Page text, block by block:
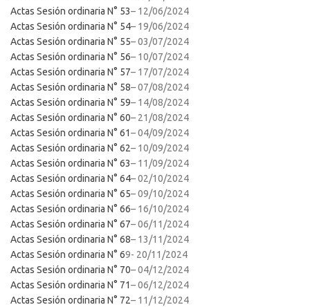
Actas Sesión ordinaria N° 53– 12/06/2024
Actas Sesión ordinaria N° 54– 19/06/2024
Actas Sesión ordinaria N° 55– 03/07/2024
Actas Sesión ordinaria N° 56– 10/07/2024
Actas Sesión ordinaria N° 57– 17/07/2024
Actas Sesión ordinaria N° 58– 07/08/2024
Actas Sesión ordinaria N° 59– 14/08/2024
Actas Sesión ordinaria N° 60– 21/08/2024
Actas Sesión ordinaria N° 61– 04/09/2024
Actas Sesión ordinaria N° 62– 10/09/2024
Actas Sesión ordinaria N° 63– 11/09/2024
Actas Sesión ordinaria N° 64– 02/10/2024
Actas Sesión ordinaria N° 65– 09/10/2024
Actas Sesión ordinaria N° 66– 16/10/2024
Actas Sesión ordinaria N° 67– 06/11/2024
Actas Sesión ordinaria N° 68– 13/11/2024
Actas Sesión ordinaria N° 69- 20/11/2024
Actas Sesión ordinaria N° 70– 04/12/2024
Actas Sesión ordinaria N° 71– 06/12/2024
Actas Sesión ordinaria N° 72– 11/12/2024